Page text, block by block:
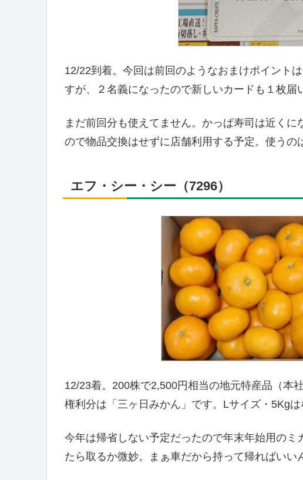
12/22到着。今回は前回のようなおまけポイント
すが、２名義になったので新しいカードも１枚届
まだ前回分も使えてません。かっぱ寿司は近く
ので物品交換はせずに店舗利用する予定。使うの
エフ・シー・シー（7296）
12/23着。200株で2,500円相当の地元特産品（本
権利分は「三ヶ日みかん」です。Lサイズ・5Kgは
今年は帰省しない予定だったので年末年始用のミ
たら取るか微妙。まぁ車だから持って帰ればいい